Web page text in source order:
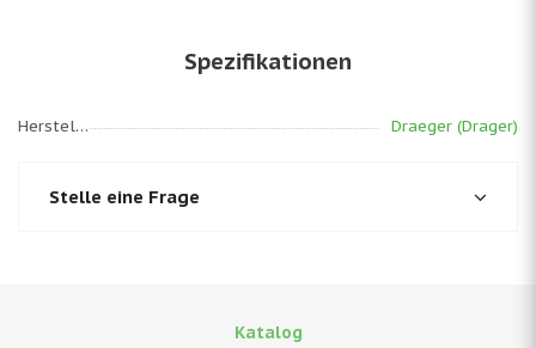
Spezifikationen
Hersteller Draeger (Drager)
Stelle eine Frage
Katalog